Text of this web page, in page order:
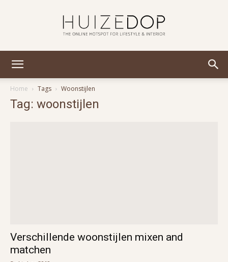
Home
Tags Woonstijlen
Tag: woonstijlen
Verschillende woonstijlen mixen and
matchen